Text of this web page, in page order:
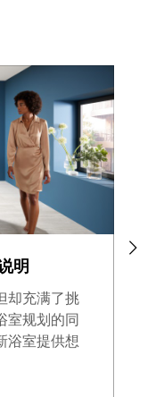
明
却充满了挑
室规划的同
室提供想